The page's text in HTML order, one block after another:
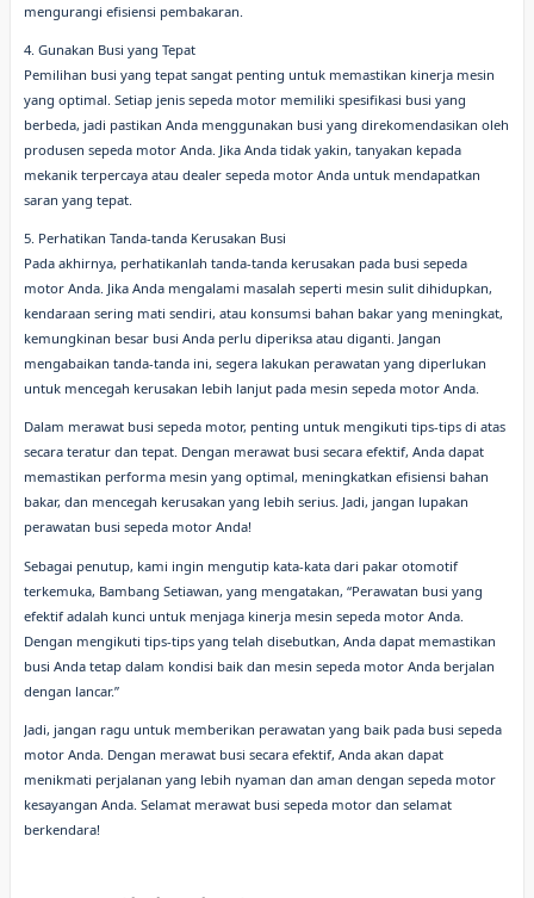
mengurangi efisiensi pembakaran.
4. Gunakan Busi yang Tepat
Pemilihan busi yang tepat sangat penting untuk memastikan kinerja mesin
yang optimal. Setiap jenis sepeda motor memiliki spesifikasi busi yang
berbeda, jadi pastikan Anda menggunakan busi yang direkomendasikan oleh
produsen sepeda motor Anda. Jika Anda tidak yakin, tanyakan kepada
mekanik terpercaya atau dealer sepeda motor Anda untuk mendapatkan
saran yang tepat.
5. Perhatikan Tanda-tanda Kerusakan Busi
Pada akhirnya, perhatikanlah tanda-tanda kerusakan pada busi sepeda
motor Anda. Jika Anda mengalami masalah seperti mesin sulit dihidupkan,
kendaraan sering mati sendiri, atau konsumsi bahan bakar yang meningkat,
kemungkinan besar busi Anda perlu diperiksa atau diganti. Jangan
mengabaikan tanda-tanda ini, segera lakukan perawatan yang diperlukan
untuk mencegah kerusakan lebih lanjut pada mesin sepeda motor Anda.
Dalam merawat busi sepeda motor, penting untuk mengikuti tips-tips di atas
secara teratur dan tepat. Dengan merawat busi secara efektif, Anda dapat
memastikan performa mesin yang optimal, meningkatkan efisiensi bahan
bakar, dan mencegah kerusakan yang lebih serius. Jadi, jangan lupakan
perawatan busi sepeda motor Anda!
Sebagai penutup, kami ingin mengutip kata-kata dari pakar otomotif
terkemuka, Bambang Setiawan, yang mengatakan, “Perawatan busi yang
efektif adalah kunci untuk menjaga kinerja mesin sepeda motor Anda.
Dengan mengikuti tips-tips yang telah disebutkan, Anda dapat memastikan
busi Anda tetap dalam kondisi baik dan mesin sepeda motor Anda berjalan
dengan lancar.”
Jadi, jangan ragu untuk memberikan perawatan yang baik pada busi sepeda
motor Anda. Dengan merawat busi secara efektif, Anda akan dapat
menikmati perjalanan yang lebih nyaman dan aman dengan sepeda motor
kesayangan Anda. Selamat merawat busi sepeda motor dan selamat
berkendara!